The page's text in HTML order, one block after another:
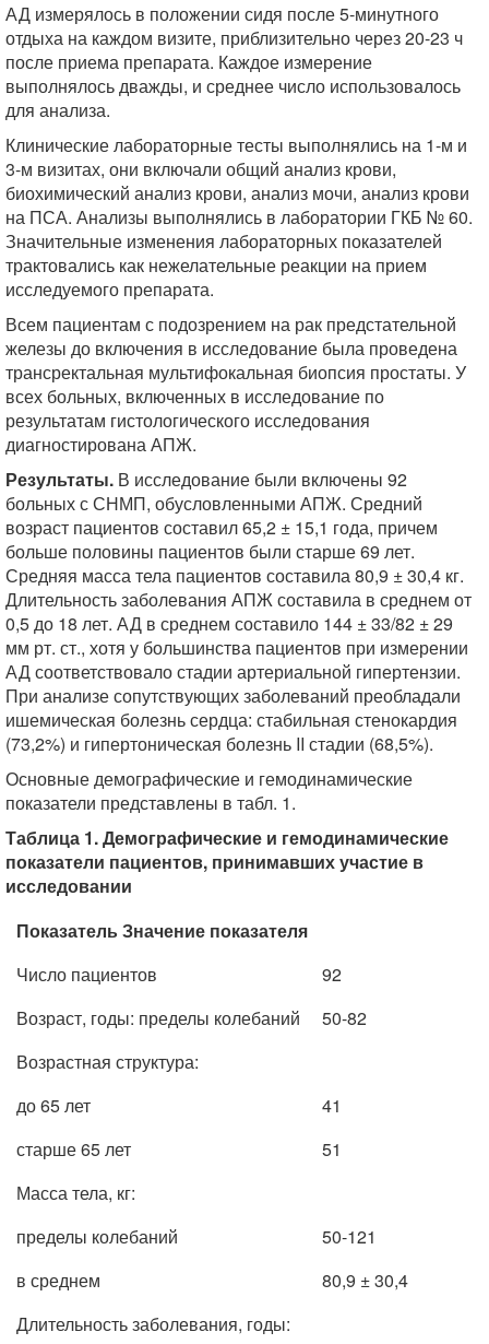
АД измерялось в положении сидя после 5-минутного
отдыха на каждом визите, приблизительно через 20-23 ч
после приема препарата. Каждое измерение
выполнялось дважды, и среднее число использовалось
для анализа.
Клинические лабораторные тесты выполнялись на 1-м и
3-м визитах, они включали общий анализ крови,
биохимический анализ крови, анализ мочи, анализ крови
на ПСА. Анализы выполнялись в лаборатории ГКБ № 60.
Значительные изменения лабораторных показателей
трактовались как нежелательные реакции на прием
исследуемого препарата.
Всем пациентам с подозрением на рак предстательной
железы до включения в исследование была проведена
трансректальная мультифокальная биопсия простаты. У
всех больных, включенных в исследование по
результатам гистологического исследования
диагностирована АПЖ.
Результаты. В исследование были включены 92
больных с СНМП, обусловленными АПЖ. Средний
возраст пациентов составил 65,2 ± 15,1 года, причем
больше половины пациентов были старше 69 лет.
Средняя масса тела пациентов составила 80,9 ± 30,4 кг.
Длительность заболевания АПЖ составила в среднем от
0,5 до 18 лет. АД в среднем составило 144 ± 33/82 ± 29
мм рт. ст., хотя у большинства пациентов при измерении
АД соответствовало стадии артериальной гипертензии.
При анализе сопутствующих заболеваний преобладали
ишемическая болезнь сердца: стабильная стенокардия
(73,2%) и гипертоническая болезнь II стадии (68,5%).
Основные демографические и гемодинамические
показатели представлены в табл. 1.
Таблица 1. Демографические и гемодинамические
показатели пациентов, принимавших участие в
исследовании
Показатель Значение показателя
Число пациентов
92
Возраст, годы: пределы колебаний
50-82
Возрастная структура:
до 65 лет
41
старше 65 лет
51
Масса тела, кг:
пределы колебаний
50-121
в среднем
80,9 ± 30,4
Длительность заболевания, годы: